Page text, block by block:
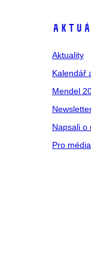
Aktuality
Kalendář
Mendel
Napsali o
Pro média